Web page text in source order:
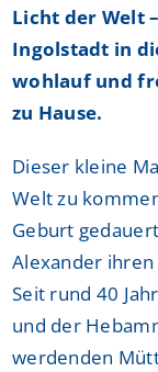
Licht der Welt
Ingolstadt in
wohlauf und
zu Hause.
Dieser kleine
Welt zu
Geburt
Alexander
Seit rund 40
und der
werdenden